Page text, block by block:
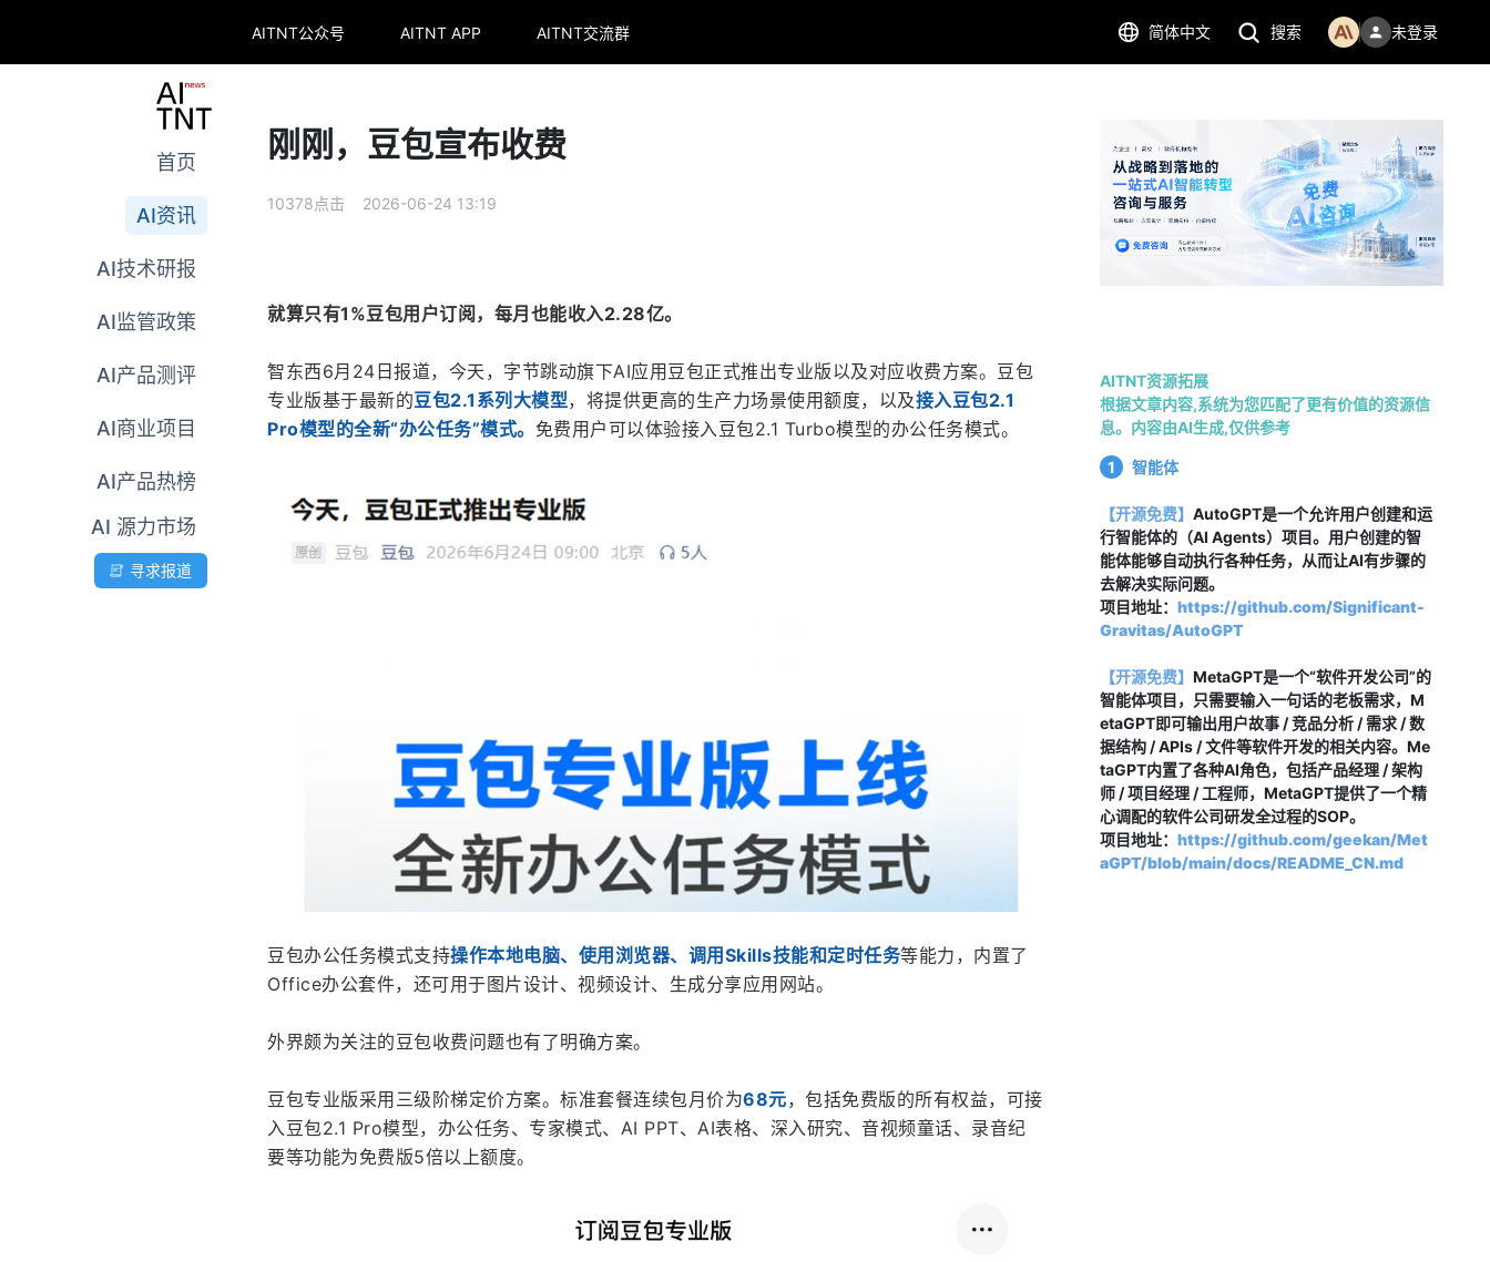
AITNT公众号 AITNT APP AITNT交流群 简体中文 搜索 未登录
首页
AI资讯
AI技术研报
AI监管政策
AI产品测评
AI商业项目
AI产品热榜
AI 源力市场
寻求报道
刚刚，豆包宣布收费
10378点击 2026-06-24 13:19
就算只有1%豆包用户订阅，每月也能收入2.28亿。
智东西6月24日报道，今天，字节跳动旗下AI应用豆包正式推出专业版以及对应收费方案。豆包
专业版基于最新的豆包2.1系列大模型，将提供更高的生产力场景使用额度，以及接入豆包2.1
Pro模型的全新“办公任务”模式。 免费用户可以体验接入豆包2.1 Turbo模型的办公任务模式。
豆包办公任务模式支持操作本地电脑、使用浏览器、调用Skills技能和定时任务等能力，内置了
Office办公套件，还可用于图片设计、视频设计、生成分享应用网站。
外界颇为关注的豆包收费问题也有了明确方案。
豆包专业版采用三级阶梯定价方案。标准套餐连续包月价为68元，包括免费版的所有权益，可接
入豆包2.1 Pro模型，办公任务、专家模式、AI PPT、AI表格、深入研究、音视频童话、录音纪
要等功能为免费版5倍以上额度。
AITNT资源拓展
根据文章内容,系统为您匹配了更有价值的资源信
息。内容由AI生成,仅供参考
1 智能体
【开源免费】 AutoGPT是一个允许用户创建和运
行智能体的（AI Agents）项目。用户创建的智
能体能够自动执行各种任务，从而让AI有步骤的
去解决实际问题。
项目地址： https://github.com/Significant-
Gravitas/AutoGPT
【开源免费】 MetaGPT是一个“软件开发公司”的
智能体项目，只需要输入一句话的老板需求，M
etaGPT即可输出用户故事 / 竞品分析 / 需求 / 数
据结构 / APIs / 文件等软件开发的相关内容。Me
taGPT内置了各种AI角色，包括产品经理 / 架构
师 / 项目经理 / 工程师，MetaGPT提供了一个精
心调配的软件公司研发全过程的SOP。
项目地址： https://github.com/geekan/Met
aGPT/blob/main/docs/README_CN.md